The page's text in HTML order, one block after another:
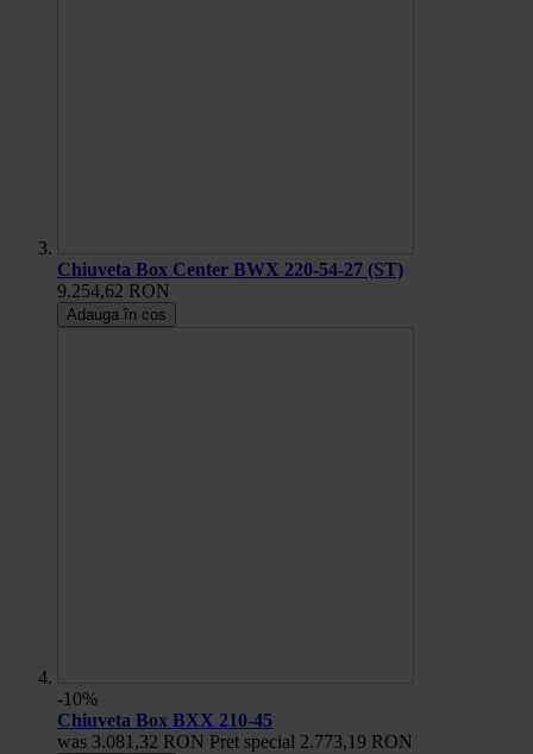
Chiuveta Box Center BWX 220-54-27 (ST)
9.254,62 RON
Adauga în cos
-10%
Chiuveta Box BXX 210-45
was 3.081,32 RON Pret special 2.773,19 RON